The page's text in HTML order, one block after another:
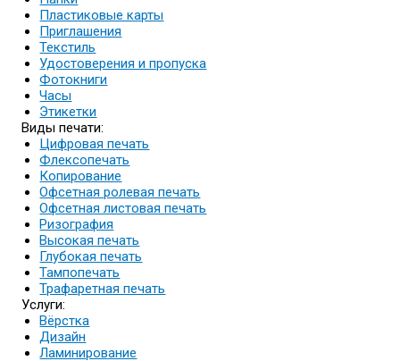
Пластиковые карты
Приглашения
Текстиль
Удостоверения и пропуска
Фотокниги
Часы
Этикетки
Виды печати:
Цифровая печать
Флексопечать
Копирование
Офсетная ролевая печать
Офсетная листовая печать
Ризография
Высокая печать
Глубокая печать
Тампопечать
Трафаретная печать
Услуги:
Вёрстка
Дизайн
Ламинирование